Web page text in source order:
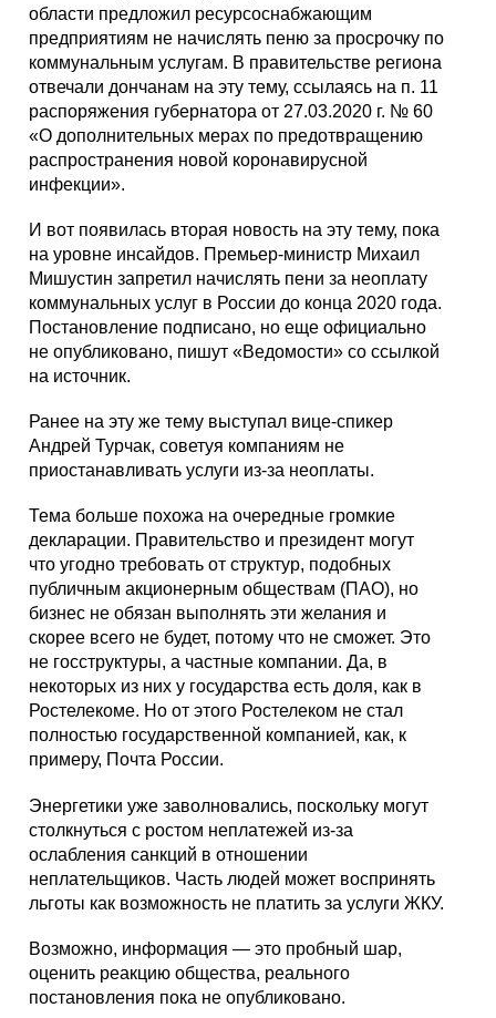
Фотогалерея
области предложил ресурсоснабжающим
предприятиям не начислять пеню за просрочку по
коммунальным услугам. В правительстве региона
отвечали дончанам на эту тему, ссылаясь на п. 11
распоряжения губернатора от 27.03.2020 г. № 60
«О дополнительных мерах по предотвращению
распространения новой коронавирусной
инфекции».
И вот появилась вторая новость на эту тему, пока
на уровне инсайдов. Премьер-министр Михаил
Мишустин запретил начислять пени за неоплату
коммунальных услуг в России до конца 2020 года.
Постановление подписано, но еще официально
не опубликовано, пишут «Ведомости» со ссылкой
на источник.
Ранее на эту же тему выступал вице-спикер
Андрей Турчак, советуя компаниям не
приостанавливать услуги из-за неоплаты.
Тема больше похожа на очередные громкие
декларации. Правительство и президент могут
что угодно требовать от структур, подобных
публичным акционерным обществам (ПАО), но
бизнес не обязан выполнять эти желания и
скорее всего не будет, потому что не сможет. Это
не госструктуры, а частные компании. Да, в
некоторых из них у государства есть доля, как в
Ростелекоме. Но от этого Ростелеком не стал
полностью государственной компанией, как, к
примеру, Почта России.
Энергетики уже заволновались, поскольку могут
столкнуться с ростом неплатежей из-за
ослабления санкций в отношении
неплательщиков. Часть людей может воспринять
льготы как возможность не платить за услуги ЖКУ.
Возможно, информация — это пробный шар,
оценить реакцию общества, реального
постановления пока не опубликовано.